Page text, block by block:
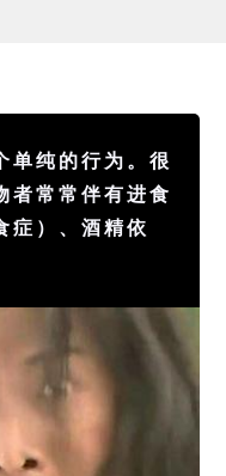
单纯的行为。很
者常常伴有进食
症）、酒精依